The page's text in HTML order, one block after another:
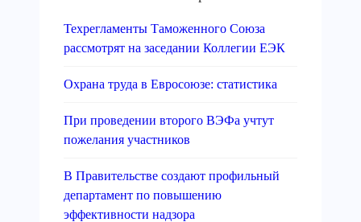
Техрегламенты Таможенного Союза
рассмотрят на заседании Коллегии ЕЭК
Охрана труда в Евросоюзе: статистика
При проведении второго ВЭФа учтут
пожелания участников
В Правительстве создают профильный
департамент по повышению
эффективности надзора